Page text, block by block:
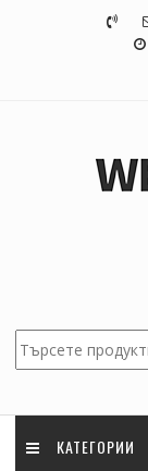
КАТЕГОРИИ